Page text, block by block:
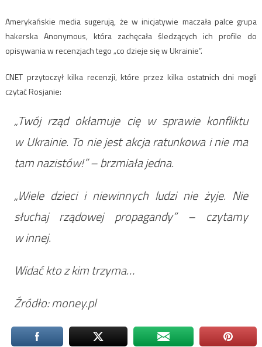
Amerykańskie media sugerują, że w inicjatywie maczała palce grupa
hakerska Anonymous, która zachęcała śledzących ich profile do
opisywania w recenzjach tego „co dzieje się w Ukrainie”.
CNET przytoczył kilka recenzji, które przez kilka ostatnich dni mogli
czytać Rosjanie:
„Twój rząd okłamuje cię w sprawie konfliktu
w Ukrainie. To nie jest akcja ratunkowa i nie ma
tam nazistów!” – brzmiała jedna.
„Wiele dzieci i niewinnych ludzi nie żyje. Nie
słuchaj rządowej propagandy” – czytamy
w innej.
Widać kto z kim trzyma…
Źródło: money.pl